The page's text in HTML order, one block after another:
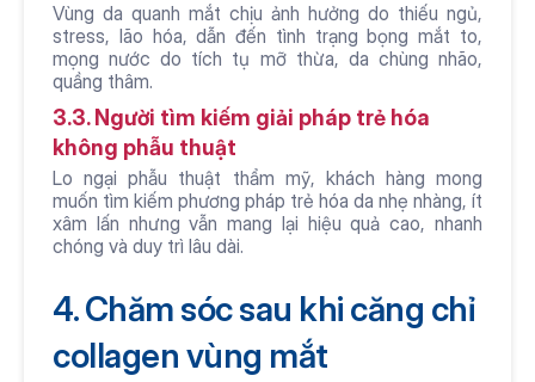
Vùng da quanh mắt chịu ảnh hưởng do thiếu ngủ,
stress, lão hóa, dẫn đến tình trạng bọng mắt to,
mọng nước do tích tụ mỡ thừa, da chùng nhão,
quầng thâm.
3.3. Người tìm kiếm giải pháp trẻ hóa
không phẫu thuật
Lo ngại phẫu thuật thẩm mỹ, khách hàng mong
muốn tìm kiếm phương pháp trẻ hóa da nhẹ nhàng, ít
xâm lấn nhưng vẫn mang lại hiệu quả cao, nhanh
chóng và duy trì lâu dài.
4. Chăm sóc sau khi căng chỉ
collagen vùng mắt